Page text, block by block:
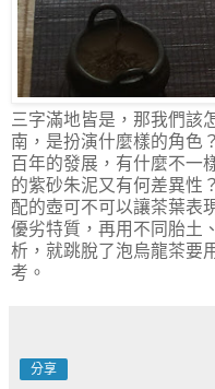
三字滿地皆是，那我們該
南，是扮演什麼樣的角色
百年的發展，有什麼不一
的紫砂朱泥又有何差異性
配的壺可不可以讓茶葉表
優劣特質，再用不同胎土
析，就跳脫了泡烏龍茶要
考。
分享